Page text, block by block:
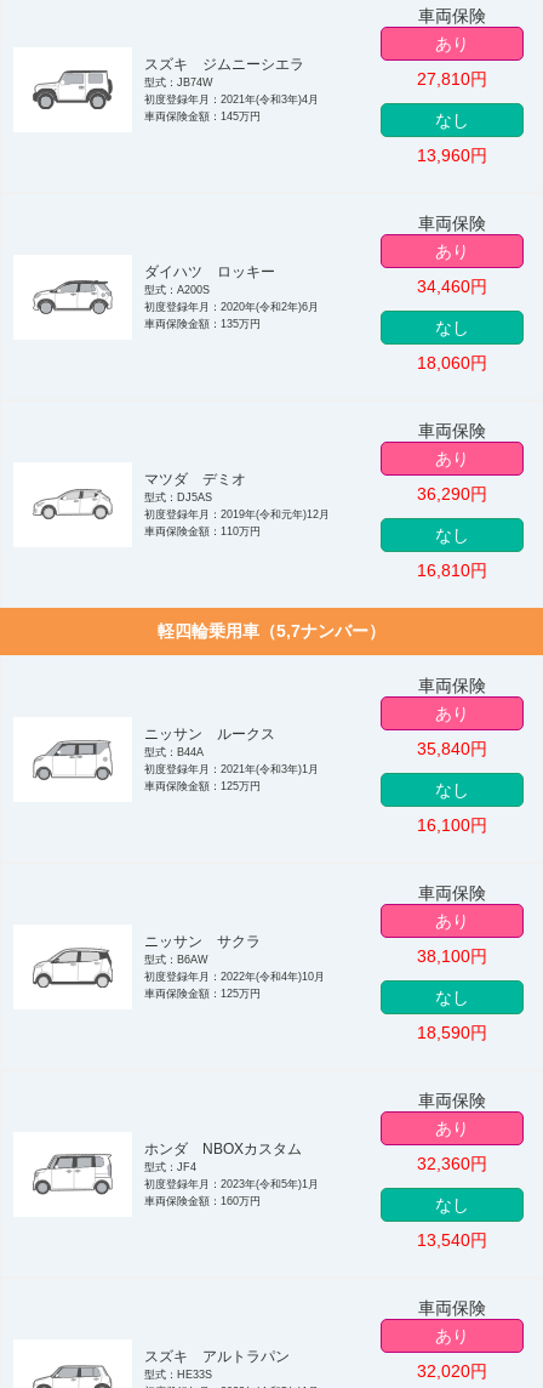
スズキ ジムニーシエラ
型式：JB74W
初度登録年月：2021年(令和3年)4月
車両保険金額：145万円
車両保険
あり
27,810円
なし
13,960円
ダイハツ ロッキー
型式：A200S
初度登録年月：2020年(令和2年)6月
車両保険金額：135万円
車両保険
あり
34,460円
なし
18,060円
マツダ デミオ
型式：DJ5AS
初度登録年月：2019年(令和元年)12月
車両保険金額：110万円
車両保険
あり
36,290円
なし
16,810円
軽四輪乗用車（5,7ナンバー）
ニッサン ルークス
型式：B44A
初度登録年月：2021年(令和3年)1月
車両保険金額：125万円
車両保険
あり
35,840円
なし
16,100円
ニッサン サクラ
型式：B6AW
初度登録年月：2022年(令和4年)10月
車両保険金額：125万円
車両保険
あり
38,100円
なし
18,590円
ホンダ NBOXカスタム
型式：JF4
初度登録年月：2023年(令和5年)1月
車両保険金額：160万円
車両保険
あり
32,360円
なし
13,540円
スズキ アルトラパン
型式：HE33S
車両保険
あり
32,020円